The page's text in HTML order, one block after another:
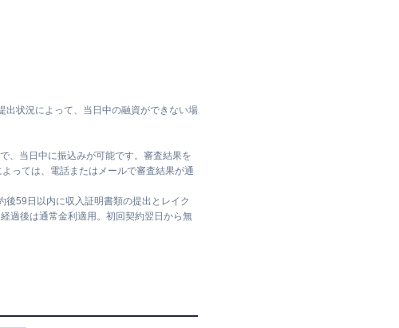
出状況によって、当日中の融資ができない場
、当日中に振込みが可能です。審査結果を
っては、電話またはメールで審査結果が通
59日以内に収入証明書類の提出とレイク
過後は通常金利適用。初回契約翌日から無